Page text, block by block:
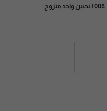
008 | تحبين واحد متزوج